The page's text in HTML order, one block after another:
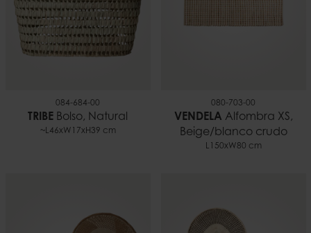
084-684-00
TRIBE Bolso, Natural
~L46xW17xH39 cm
080-703-00
VENDELA Alfombra XS,
Beige/blanco crudo
L150xW80 cm